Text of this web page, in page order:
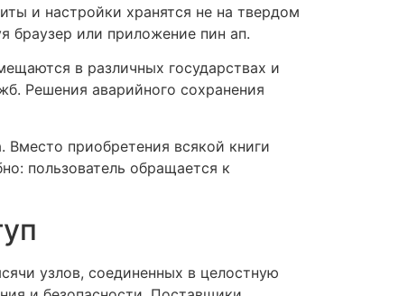
и настройки хранятся не на твердом
браузер или приложение пин ап.
в различных государствах и
Решения аварийного сохранения
Вместо приобретения всякой книги
пользователь обращается к
узлов, соединенных в целостную